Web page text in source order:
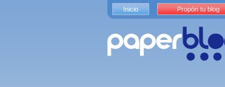
Inicio Propón tu blog